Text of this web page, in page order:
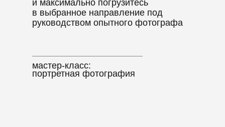
и максимально погрузитесь
в выбранное направление под
руководством опытного фотографа
мастер-класс:
портретная фотография